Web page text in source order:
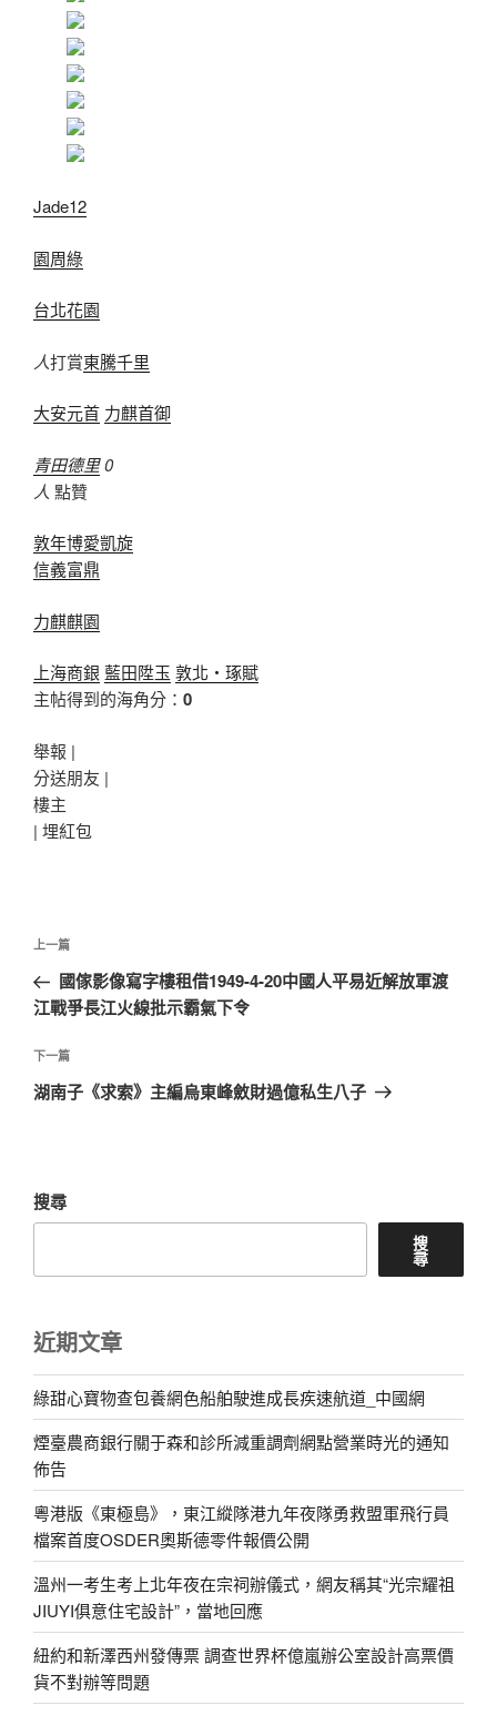
Jade12
園周綠
台北花園
人打賞東騰千里
大安元首 力麒首御
青田德里0
人 點贊
敦年博愛凱旋
信義富鼎
力麒麒園
上海商銀 藍田陞玉 敦北‧琢賦
主帖得到的海角分： 0
舉報 |
分送朋友 |
樓主
| 埋紅包
文
導
覽
上
一
篇
章
上一篇
國傢影像寫字樓租借1949-4-20中國人平易近解放軍渡
江戰爭長江火線批示霸氣下令
下
一
下一篇
湖南子《求索》主編烏東峰斂財過億私生八子
搜尋
搜
尋
近期文章
綠甜心寶物查包養網色船舶駛進成長疾速航道_中國網
煙臺農商銀行關于森和診所減重調劑網點營業時光的通知
佈告
粵港版《東極島》，東江縱隊港九年夜隊勇救盟軍飛行員
檔案首度OSDER奧斯德零件報價公開
溫州一考生考上北年夜在宗祠辦儀式，網友稱其“光宗耀祖
JIUYI俱意住宅設計”，當地回應
紐約和新澤西州發傳票 調查世界杯億嵐辦公室設計高票價
貨不對辦等問題